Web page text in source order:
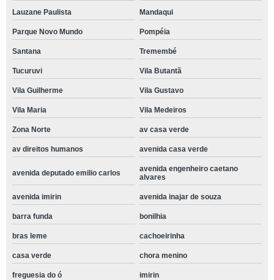
Lauzane Paulista Mandaqui
Parque Novo Mundo Pompéia
Santana Tremembé
Tucuruvi Vila Butantã
Vila Guilherme Vila Gustavo
Vila Maria Vila Medeiros
Zona Norte av casa verde
av direitos humanos avenida casa verde
avenida deputado emilio carlos
avenida engenheiro caetano
alvares
avenida imirin avenida inajar de souza
barra funda bonilhia
bras leme cachoeirinha
casa verde chora menino
freguesia do ó imirin